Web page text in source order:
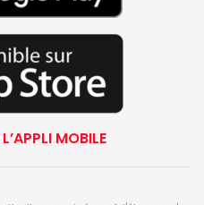
MOBILE